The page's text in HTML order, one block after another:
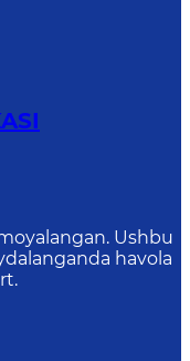
Ushbu
havola